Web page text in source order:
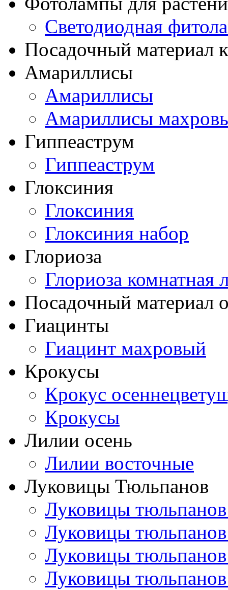
Светодиодная
Посадочный материал
Амариллисы
Амариллисы
Амариллисы
Гиппеаструм
Гиппеаструм
Глоксиния
Глоксиния
Глоксиния набор
Глориоза
Глориоза комнатная
Посадочный материал
Гиацинты
Гиацинт махровый
Крокусы
Крокус
Крокусы
Лилии осень
Лилии восточные
Луковицы Тюльпанов
Луковицы
Луковицы
Луковицы
Луковицы